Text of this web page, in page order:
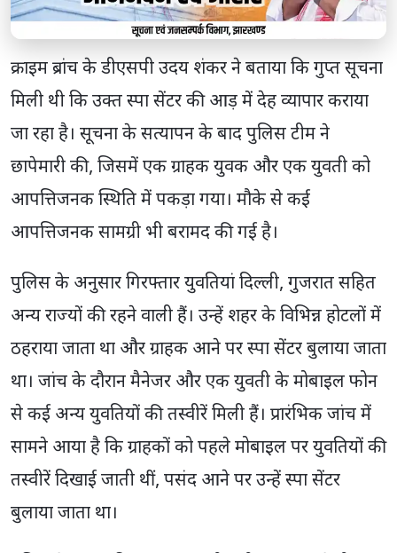
क्राइम ब्रांच के डीएसपी उदय शंकर ने बताया कि गुप्त सूचना
मिली थी कि उक्त स्पा सेंटर की आड़ में देह व्यापार कराया
जा रहा है। सूचना के सत्यापन के बाद पुलिस टीम ने
छापेमारी की, जिसमें एक ग्राहक युवक और एक युवती को
आपत्तिजनक स्थिति में पकड़ा गया। मौके से कई
आपत्तिजनक सामग्री भी बरामद की गई है।
पुलिस के अनुसार गिरफ्तार युवतियां दिल्ली, गुजरात सहित
अन्य राज्यों की रहने वाली हैं। उन्हें शहर के विभिन्न होटलों में
ठहराया जाता था और ग्राहक आने पर स्पा सेंटर बुलाया जाता
था। जांच के दौरान मैनेजर और एक युवती के मोबाइल फोन
से कई अन्य युवतियों की तस्वीरें मिली हैं। प्रारंभिक जांच में
सामने आया है कि ग्राहकों को पहले मोबाइल पर युवतियों की
तस्वीरें दिखाई जाती थीं, पसंद आने पर उन्हें स्पा सेंटर
बुलाया जाता था।